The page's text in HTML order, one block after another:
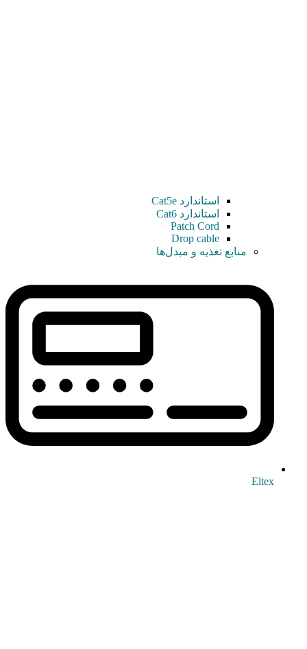
استاندارد Cat5e
استاندارد Cat6
Patch Cord
Drop cable
منابع تغذیه و مبدل‌ها
Eltex